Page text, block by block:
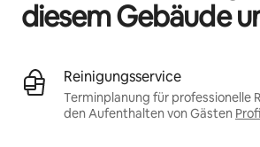
diesem Gebäude
Reinigungsservice
Terminplanung für professionelle
den Aufenthalten von Gästen